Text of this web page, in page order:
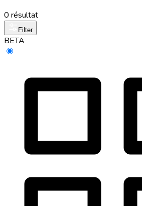
0 résultat
Filter
BETA